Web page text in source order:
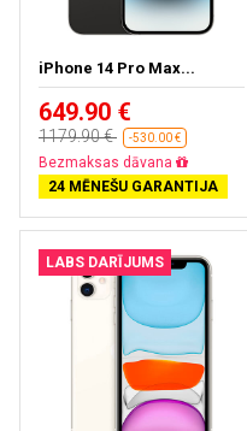
iPhone 14 Pro Max...
649.90 €
1179.90 € -530.00 €
Bezmaksas dāvana
24 MĒNEŠU GARANTIJA
LABS DARĪJUMS